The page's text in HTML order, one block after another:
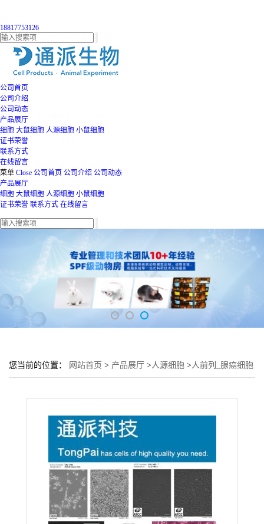
18817753126
公司首页
公司介绍
公司动态
产品展厅
细胞 大鼠细胞 人源细胞 小鼠细胞
证书荣誉
联系方式
在线留言
菜单 Close 公司首页 公司介绍 公司动态
产品展厅
细胞 大鼠细胞 人源细胞 小鼠细胞
证书荣誉 联系方式 在线留言
您当前的位置： 网站首页 > 产品展厅 >人源细胞 >人前列_腺癌细胞